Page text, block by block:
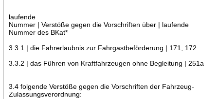
laufende
Nummer | Verstöße gegen die Vorschriften über | laufende
Nummer des BKat*
3.3.1 | die Fahrerlaubnis zur Fahrgastbeförderung | 171, 172
3.3.2 | das Führen von Kraftfahrzeugen ohne Begleitung | 251a
3.4 folgende Verstöße gegen die Vorschriften der Fahrzeug-
Zulassungsverordnung: